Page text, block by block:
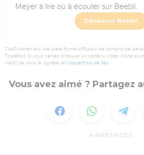
Meyer à lire où à écouter sur Beebli.
Découvrir Beebli
TopChrétien est une plate-forme diffuseur de contenu de
Toutefois, si vous veniez à trouver un contenu vidéo illicite ou
merci de nous le signaler en cliquant sur ce lien.
Vous avez aimé ? Partagez
4 PARTAGES